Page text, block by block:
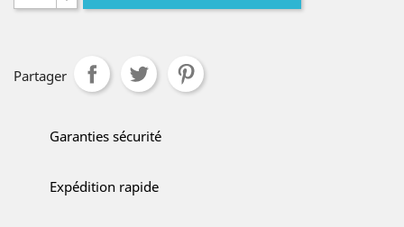
Partager
Garanties sécurité
Expédition rapide